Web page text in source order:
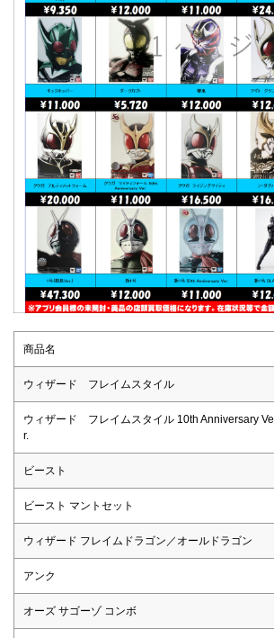
商品名
ウィザード フレイムスタイル
ウィザード フレイムスタイル 10th Anniversary Ve
r.
ビースト
ビースト マントセット
ウィザード フレイムドラゴン／オールドラゴン
アンク
オーズ サゴーゾ コンボ